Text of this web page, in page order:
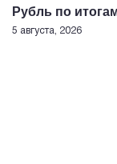
Рубль по
5 августа, 2026